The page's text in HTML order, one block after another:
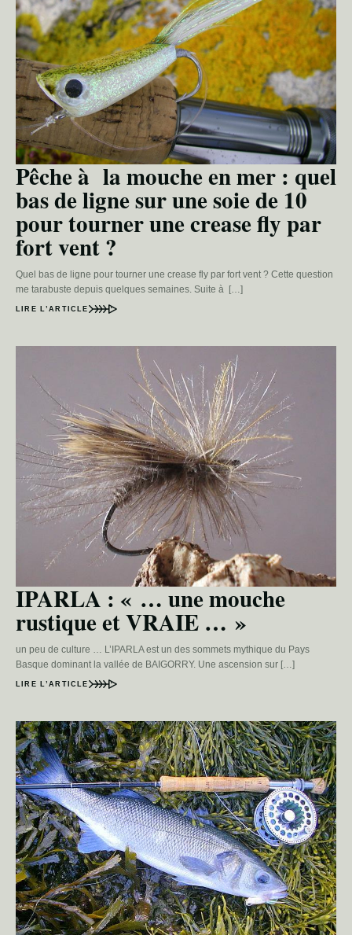
Pêche à la mouche en mer : quel
bas de ligne sur une soie de 10
pour tourner une crease fly par
fort vent ?
Quel bas de ligne pour tourner une crease fly par fort vent ? Cette question
me tarabuste depuis quelques semaines. Suite à […]
LIRE L’ARTICLE
IPARLA : « … une mouche
rustique et VRAIE … »
un peu de culture … L’IPARLA est un des sommets mythique du Pays
Basque dominant la vallée de BAIGORRY. Une ascension sur […]
LIRE L’ARTICLE